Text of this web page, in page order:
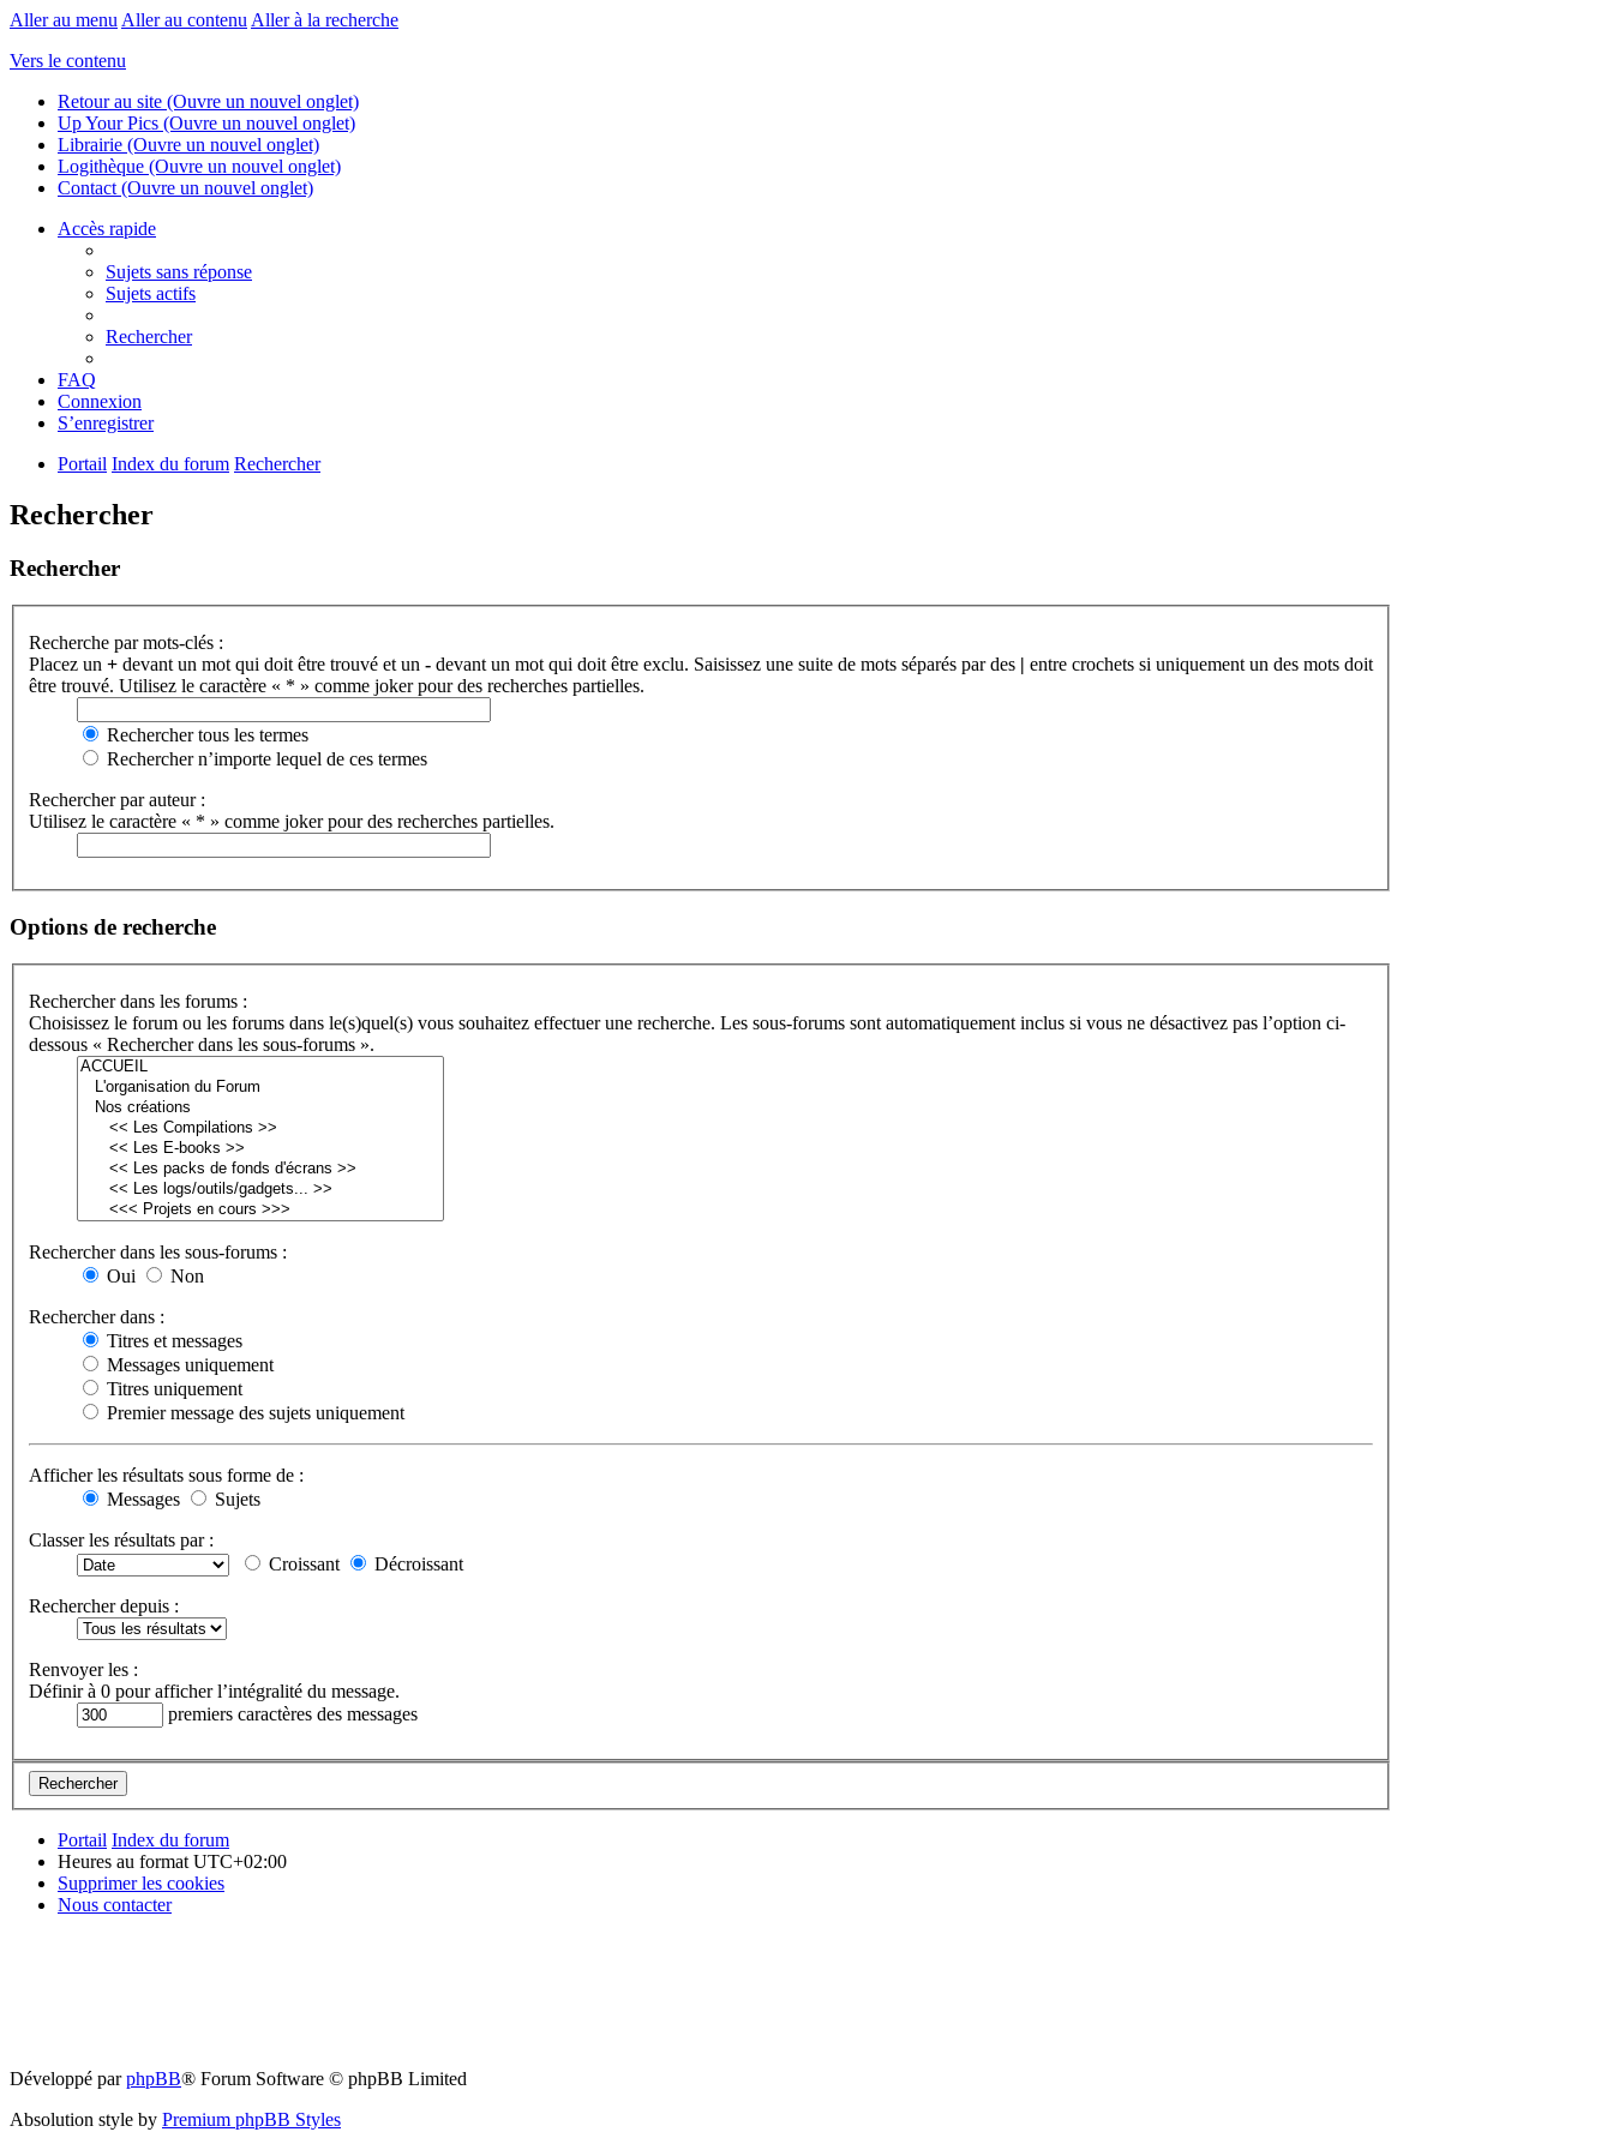
Aller au menu Aller au contenu Aller à la recherche
Vers le contenu
Retour au site (Ouvre un nouvel onglet)
Up Your Pics (Ouvre un nouvel onglet)
Librairie (Ouvre un nouvel onglet)
Logithèque (Ouvre un nouvel onglet)
Contact (Ouvre un nouvel onglet)
Accès rapide
Sujets sans réponse
Sujets actifs
Rechercher
FAQ
Connexion
S’enregistrer
Portail Index du forum Rechercher
Rechercher
Rechercher
Recherche par mots-clés :
Placez un + devant un mot qui doit être trouvé et un - devant un mot qui doit être exclu. Saisissez une suite de mots séparés par des | entre crochets si uniquement un des mots doit
être trouvé. Utilisez le caractère « * » comme joker pour des recherches partielles.
Rechercher tous les termes
Rechercher n’importe lequel de ces termes
Rechercher par auteur :
Utilisez le caractère « * » comme joker pour des recherches partielles.
Options de recherche
Rechercher dans les forums :
Choisissez le forum ou les forums dans le(s)quel(s) vous souhaitez effectuer une recherche. Les sous-forums sont automatiquement inclus si vous ne désactivez pas l’option ci-
dessous « Rechercher dans les sous-forums ».
Rechercher dans les sous-forums :
Oui
Non
Rechercher dans :
Titres et messages
Messages uniquement
Titres uniquement
Premier message des sujets uniquement
Afficher les résultats sous forme de :
Messages
Sujets
Classer les résultats par :
Croissant
Décroissant
Rechercher depuis :
Renvoyer les :
Définir à 0 pour afficher l’intégralité du message.
premiers caractères des messages
Portail Index du forum
Heures au format UTC+02:00
Supprimer les cookies
Nous contacter
Développé parphpBB® Forum Software © phpBB Limited
Absolution style by Premium phpBB Styles